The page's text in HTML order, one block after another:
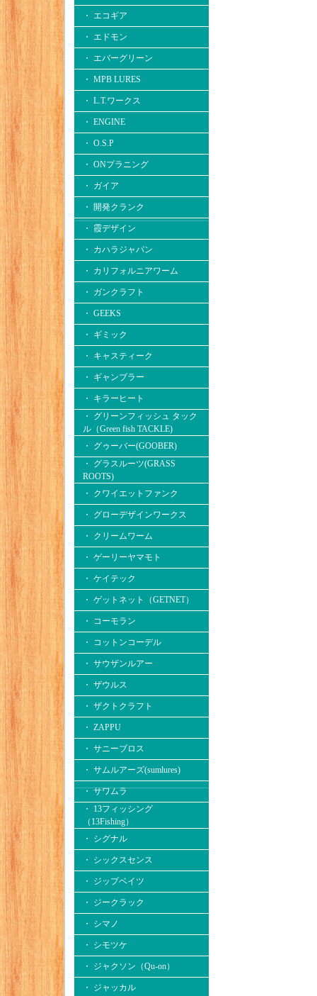
・ エコギア
・ エドモン
・ エバーグリーン
・ MPB LURES
・ L.T.ワークス
・ ENGINE
・ O.S.P
・ ONプラニング
・ ガイア
・ 開発クランク
・ 霞デザイン
・ カハラジャパン
・ カリフォルニアワーム
・ ガンクラフト
・ GEEKS
・ ギミック
・ キャスティーク
・ ギャンブラー
・ キラーヒート
・ グリーンフィッシュ タック
ル（Green fish TACKLE)
・ グゥーバー(GOOBER)
・ グラスルーツ(GRASS
ROOTS)
・ クワイエットファンク
・ グローデザインワークス
・ クリームワーム
・ ゲーリーヤマモト
・ ケイテック
・ ゲットネット（GETNET）
・ コーモラン
・ コットンコーデル
・ サウザンルアー
・ ザウルス
・ ザクトクラフト
・ ZAPPU
・ サニーブロス
・ サムルアーズ(sumlures)
・ サワムラ
・ 13フィッシング
（13Fishing）
・ シグナル
・ シックスセンス
・ ジップベイツ
・ ジークラック
・ シマノ
・ シモツケ
・ ジャクソン（Qu-on）
・ ジャッカル